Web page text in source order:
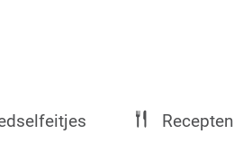
Recepten